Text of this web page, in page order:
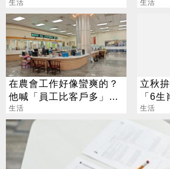
生活
不用跑
生活
在農會工作好像蠻爽的？
他喊「員工比客戶多」內
行人曝真相
生活
立秋
「6
生活